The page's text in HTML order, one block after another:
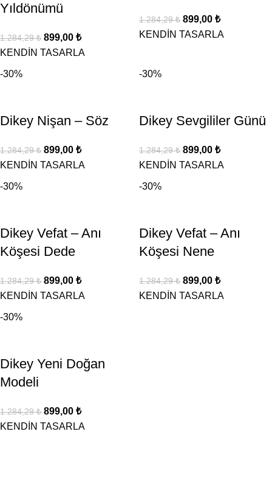
Yıldönümü
1.284,29₺ 899,00 ₺
KENDİN TASARLA
1.284,29₺ 899,00 ₺
KENDİN TASARLA
-30%
Dikey Nişan – Söz
1.284,29₺ 899,00 ₺
KENDİN TASARLA
-30%
Dikey Sevgililer Günü
1.284,29₺ 899,00 ₺
KENDİN TASARLA
-30%
Dikey Vefat – Anı
Köşesi Dede
1.284,29₺ 899,00 ₺
KENDİN TASARLA
-30%
Dikey Vefat – Anı
Köşesi Nene
1.284,29₺ 899,00 ₺
KENDİN TASARLA
-30%
Dikey Yeni Doğan
Modeli
1.284,29₺ 899,00 ₺
KENDİN TASARLA